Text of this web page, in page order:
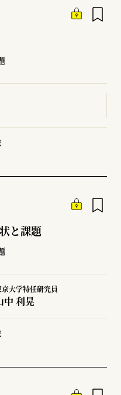
と課題
京大学特任研究員
中 利晃